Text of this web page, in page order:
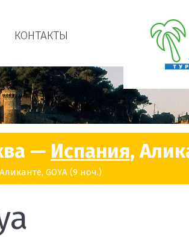
КОНТАКТЫ
— Испания,
GOYA (9 ноч.)